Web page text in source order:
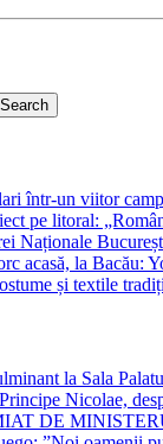
într-un viitor
pe litoral:
Naționale
acasă, la Bacău:
și textile
la Sala
Nicolae,
DE